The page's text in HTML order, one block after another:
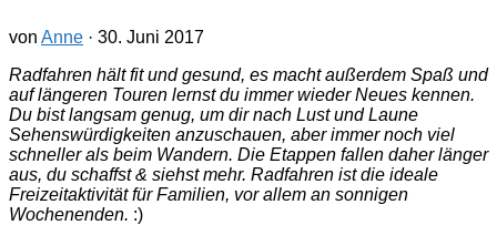
von Anne · 30. Juni 2017
Radfahren hält fit und gesund, es macht außerdem Spaß und
auf längeren Touren lernst du immer wieder Neues kennen.
Du bist langsam genug, um dir nach Lust und Laune
Sehenswürdigkeiten anzuschauen, aber immer noch viel
schneller als beim Wandern. Die Etappen fallen daher länger
aus, du schaffst & siehst mehr. Radfahren ist die ideale
Freizeitaktivität für Familien, vor allem an sonnigen
Wochenenden. :)